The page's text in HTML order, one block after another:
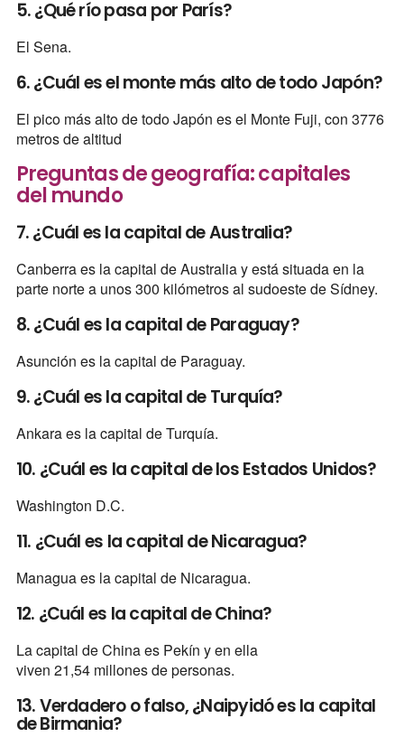
5. ¿Qué río pasa por París?
El Sena.
6. ¿Cuál es el monte más alto de todo Japón?
El pico más alto de todo Japón es el Monte Fuji, con 3776
metros de altitud
Preguntas de geografía: capitales
del mundo
7. ¿Cuál es la capital de Australia?
Canberra es la capital de Australia y está situada en la
parte norte a unos 300 kilómetros al sudoeste de Sídney.
8. ¿Cuál es la capital de Paraguay?
Asunción es la capital de Paraguay.
9. ¿Cuál es la capital de Turquía?
Ankara es la capital de Turquía.
10. ¿Cuál es la capital de los Estados Unidos?
Washington D.C.
11. ¿Cuál es la capital de Nicaragua?
Managua es la capital de Nicaragua.
12. ¿Cuál es la capital de China?
La capital de China es Pekín y en ella
viven 21,54 millones de personas.
13. Verdadero o falso, ¿Naipyidó es la capital
de Birmania?